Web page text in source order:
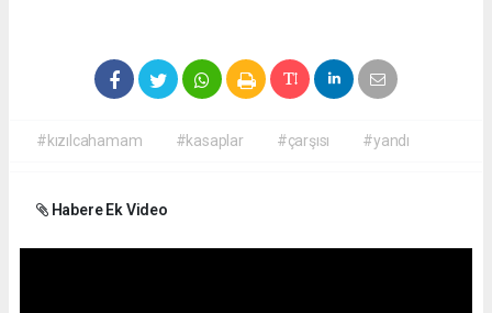
#kızılcahamam #kasaplar #çarşısı #yandı
Habere Ek Video